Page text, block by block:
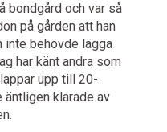
bondgård och var så
på gården att han
behövde lägga
har känt andra som
upp till 20-
äntligen klarade av